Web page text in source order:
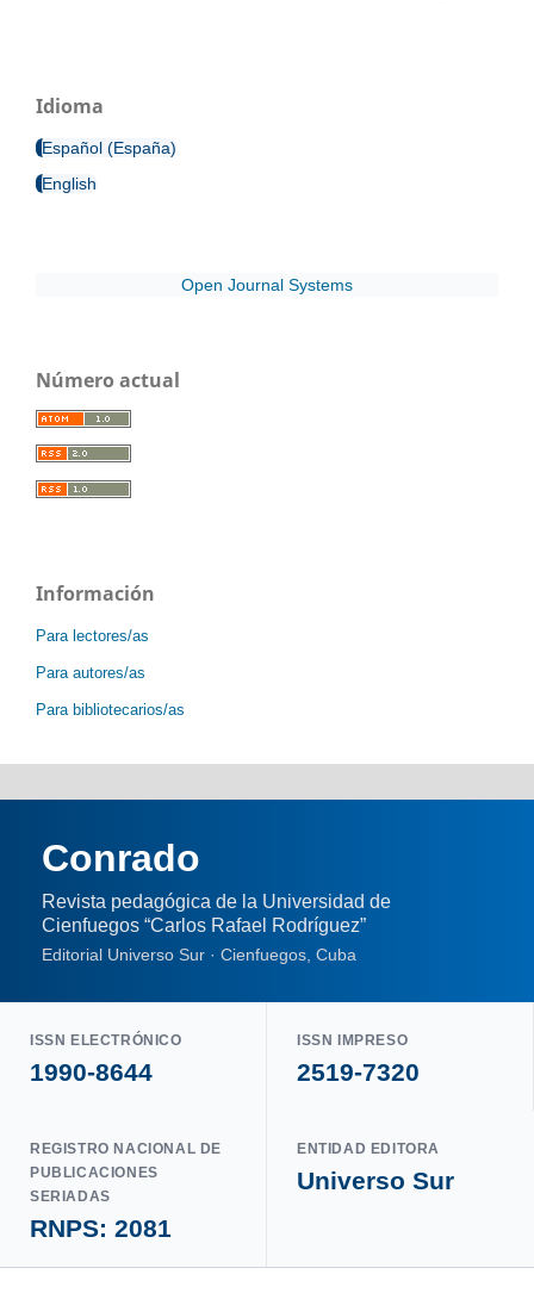
Idioma
Español (España)
English
Open Journal Systems
Número actual
Información
Para lectores/as
Para autores/as
Para bibliotecarios/as
Conrado
Revista pedagógica de la Universidad de
Cienfuegos “Carlos Rafael Rodríguez”
Editorial Universo Sur · Cienfuegos, Cuba
ISSN ELECTRÓNICO
1990-8644
ISSN IMPRESO
2519-7320
REGISTRO NACIONAL DE
PUBLICACIONES
SERIADAS
RNPS: 2081
ENTIDAD EDITORA
Universo Sur